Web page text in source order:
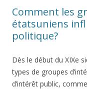
Comment les
étatsuniens
politique?
Dès le début du XIXe
types de groupes
d’intérêt public,